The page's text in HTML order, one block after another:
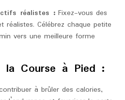
réalistes : Fixez-vous des
réalistes. Célébrez chaque petite
vers une meilleure forme
la Course à Pied :
à brûler des calories,